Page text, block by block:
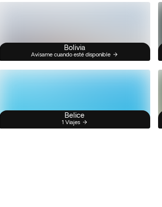
Bolivia
Avísame cuando esté disponible
Belice
1 Viajes